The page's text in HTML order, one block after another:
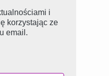
i
korzystając ze
email.